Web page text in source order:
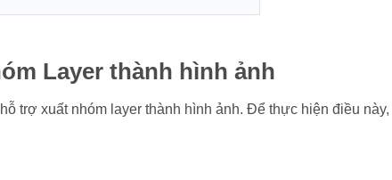
Layer thành hình ảnh
trợ xuất nhóm layer thành hình ảnh. Để thực hiện điều